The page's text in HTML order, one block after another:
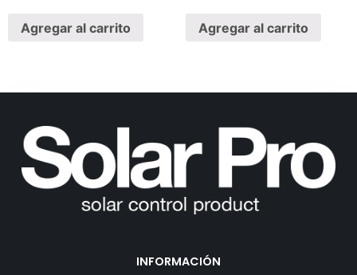
Agregar al carrito Agregar al carrito
INFORMACIÓN